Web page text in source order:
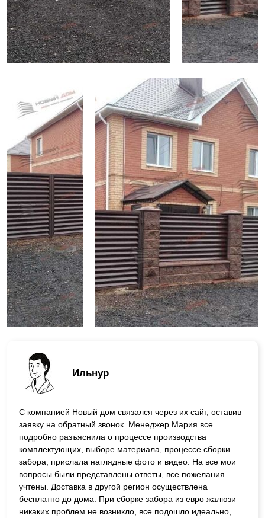
Ильнур
С компанией Новый дом связался через их сайт, оставив
заявку на обратный звонок. Менеджер Мария все
подробно разъяснила о процессе производства
комплектующих, выборе материала, процессе сборки
забора, прислала наглядные фото и видео. На все мои
вопросы были представлены ответы, все пожелания
учтены. Доставка в другой регион осуществлена
бесплатно до дома. При сборке забора из евро жалюзи
никаких проблем не возникло, все подошло идеально,